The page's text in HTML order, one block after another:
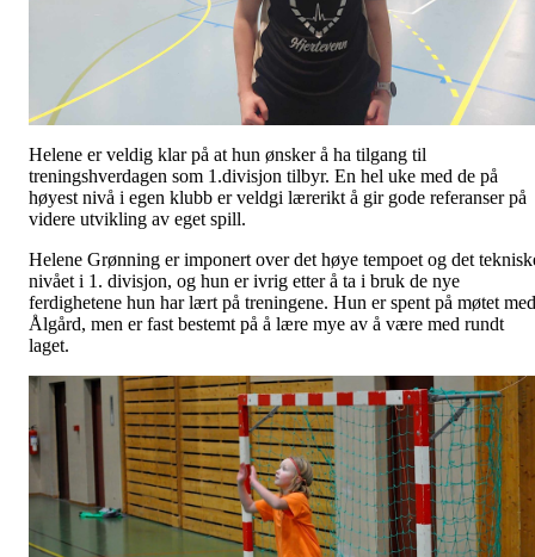
Helene er veldig klar på at hun ønsker å ha tilgang til
treningshverdagen som 1.divisjon tilbyr. En hel uke med de på
høyest nivå i egen klubb er veldgi lærerikt å gir gode referanser på
videre utvikling av eget spill.
Helene Grønning er imponert over det høye tempoet og det
nivået i 1. divisjon, og hun er ivrig etter å ta i bruk de nye
ferdighetene hun har lært på treningene. Hun er spent på møtet med
Ålgård, men er fast bestemt på å lære mye av å være med rundt
laget.